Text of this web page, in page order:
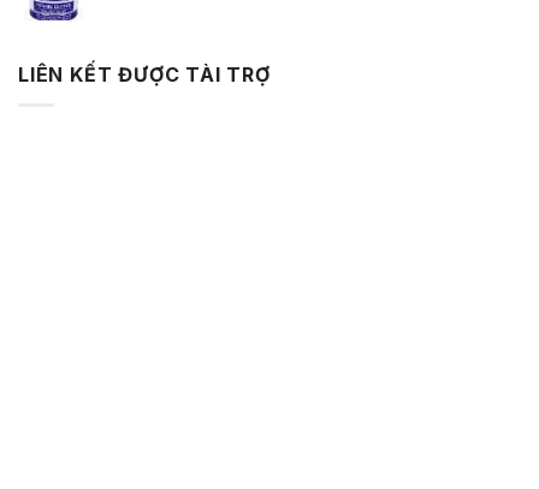
LIÊN KẾT ĐƯỢC TÀI TRỢ